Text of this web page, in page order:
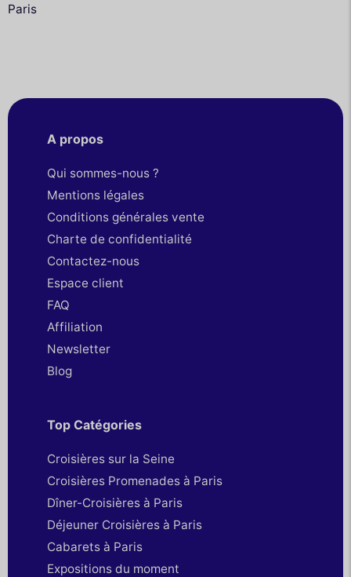
Paris
A propos
Qui sommes-nous ?
Mentions légales
Conditions générales vente
Charte de confidentialité
Contactez-nous
Espace client
FAQ
Affiliation
Newsletter
Blog
Top Catégories
Croisières sur la Seine
Croisières Promenades à Paris
Dîner-Croisières à Paris
Déjeuner Croisières à Paris
Cabarets à Paris
Expositions du moment